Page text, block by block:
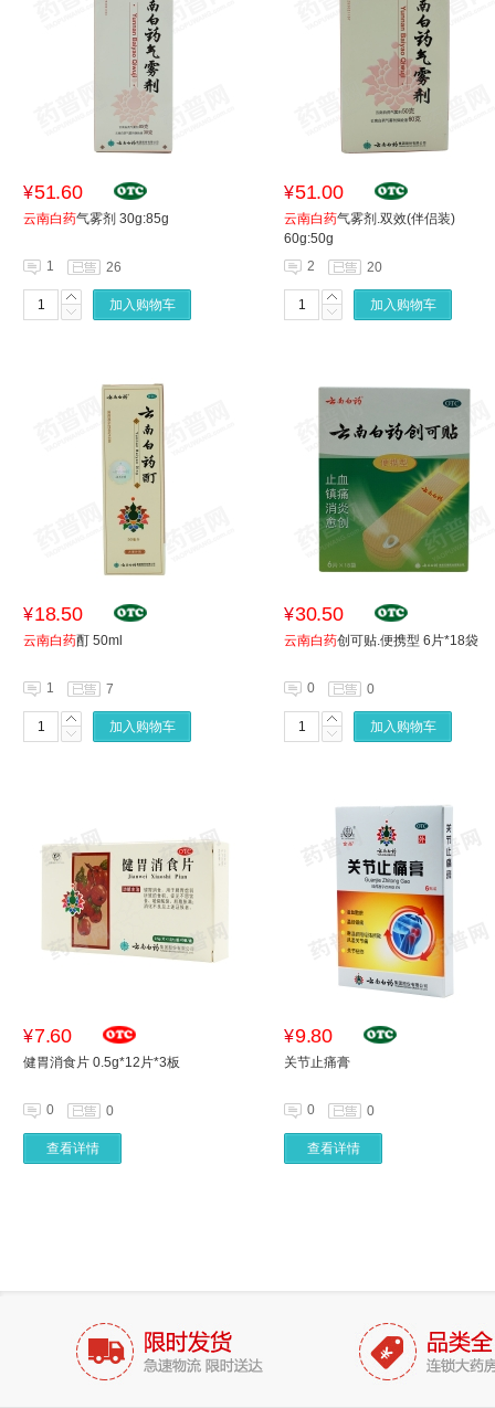
¥51.60
云南白药气雾剂 30g:85g
1 26
加入购物车
¥51.00
云南白药气雾剂.双效(伴侣装)
60g:50g
2
20
加入购物车
¥18.50
云南白药酊 50ml
1 7
加入购物车
¥30.50
云南白药创可贴.便携型 6片*18袋
0 0
加入购物车
¥7.60
健胃消食片 0.5g*12片*3板
0 0
查看详情
¥9.80
关节止痛膏
0 0
查看详情